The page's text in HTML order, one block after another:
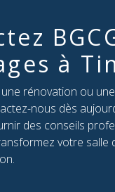
à
rénovation ou
nous dès
des conseils
votre